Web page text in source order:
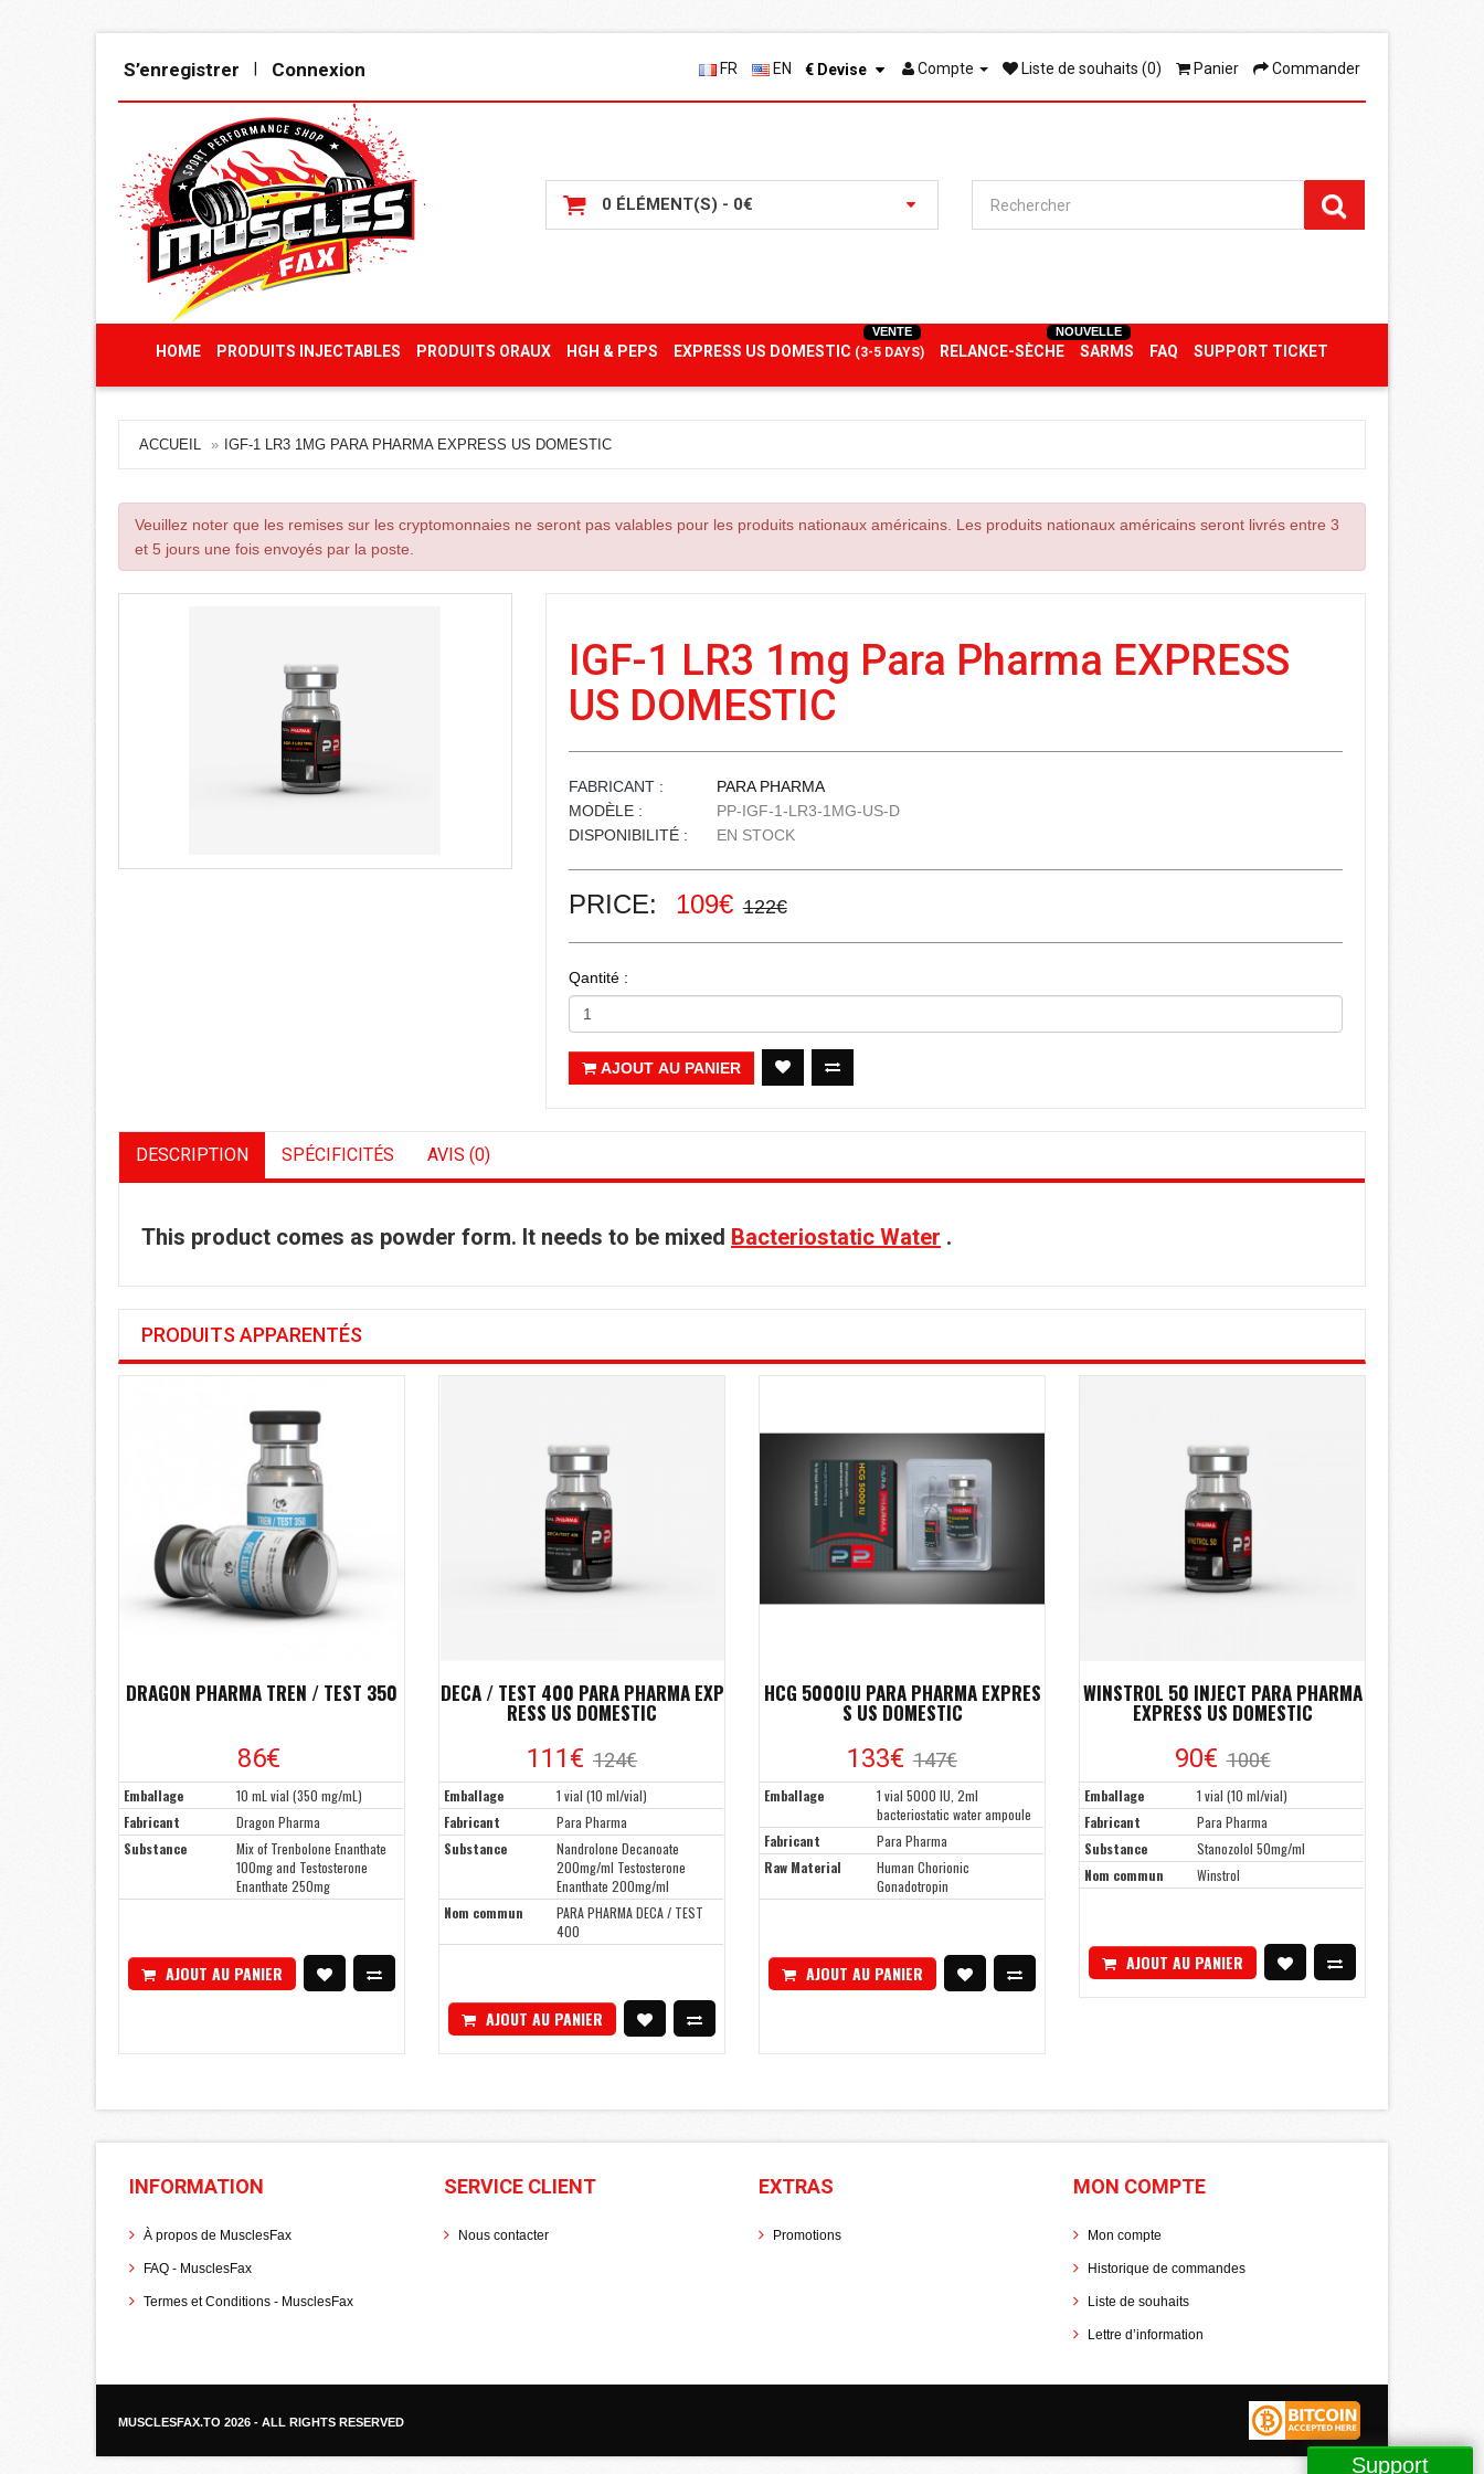
Support
S’enregistrer Connexion FR EN € Devise Compte Liste de souhaits (0) Panier Commander
0 ÉLÉMENT(S) - 0€
HOME PRODUITS INJECTABLES PRODUITS ORAUX HGH & PEPS EXPRESS US DOMESTIC (3-5 DAYS)
VENTE
RELANCE-SÈCHE SARMS
NOUVELLE
FAQ SUPPORT TICKET
ACCUEIL IGF-1 LR3 1MG PARA PHARMA EXPRESS US DOMESTIC
Veuillez noter que les remises sur les cryptomonnaies ne seront pas valables pour les produits nationaux américains. Les produits nationaux américains seront livrés entre 3
et 5 jours une fois envoyés par la poste.
IGF-1 LR3 1mg Para Pharma EXPRESS
US DOMESTIC
FABRICANT :
PARA PHARMA
MODÈLE :
PP-IGF-1-LR3-1MG-US-D
DISPONIBILITÉ :
EN STOCK
PRICE: 109€ 122€
Qantité :
AJOUT AU PANIER
DESCRIPTION SPÉCIFICITÉS AVIS (0)
This product comes as powder form. It needs to be mixed Bacteriostatic Water .
PRODUITS APPARENTÉS
DRAGON PHARMA TREN / TEST 350
86€
Emballage
10 mL vial (350 mg/mL)
Fabricant
Dragon Pharma
Substance
Mix of Trenbolone Enanthate
100mg and Testosterone
Enanthate 250mg
AJOUT AU PANIER
DECA / TEST 400 PARA PHARMA EXP
RESS US DOMESTIC
111€ 124€
Emballage
1 vial (10 ml/vial)
Fabricant
Para Pharma
Substance
Nandrolone Decanoate
200mg/ml Testosterone
Enanthate 200mg/ml
Nom commun
PARA PHARMA DECA / TEST
400
AJOUT AU PANIER
HCG 5000IU PARA PHARMA EXPRES
S US DOMESTIC
133€ 147€
Emballage
1 vial 5000 IU, 2ml
bacteriostatic water ampoule
Fabricant
Para Pharma
Raw Material
Human Chorionic
Gonadotropin
AJOUT AU PANIER
WINSTROL 50 INJECT PARA PHARMA
EXPRESS US DOMESTIC
90€ 100€
Emballage
1 vial (10 ml/vial)
Fabricant
Para Pharma
Substance
Stanozolol 50mg/ml
Nom commun
Winstrol
AJOUT AU PANIER
INFORMATION
À propos de MusclesFax
FAQ - MusclesFax
Termes et Conditions - MusclesFax
SERVICE CLIENT
Nous contacter
EXTRAS
Promotions
MON COMPTE
Mon compte
Historique de commandes
Liste de souhaits
Lettre d’information
MUSCLESFAX.TO 2026 - ALL RIGHTS RESERVED